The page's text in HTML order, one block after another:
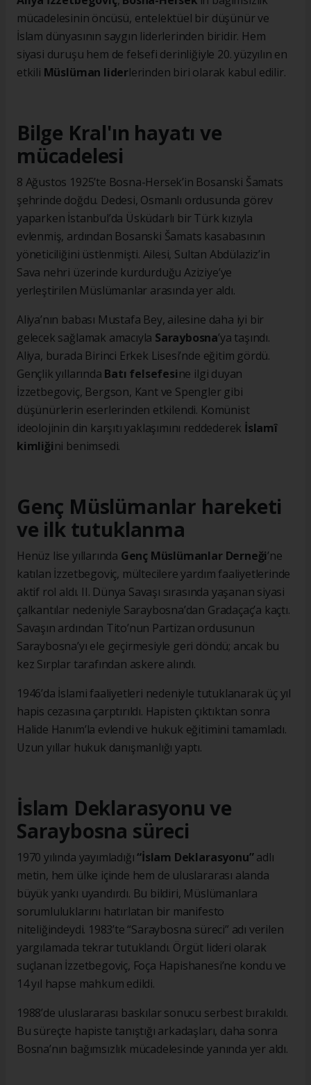
mücadelesinin öncüsü, entelektüel bir düşünür ve
İslam dünyasının saygın liderlerinden biridir. Hem
siyasi duruşu hem de felsefi derinliğiyle 20. yüzyılın en
etkili Müslüman liderlerinden biri olarak kabul edilir.
Bilge Kral'ın hayatı ve
mücadelesi
8 Ağustos 1925’te Bosna-Hersek’in Bosanski Šamats
şehrinde doğdu. Dedesi, Osmanlı ordusunda görev
yaparken İstanbul’da Üsküdarlı bir Türk kızıyla
evlenmiş, ardından Bosanski Šamats kasabasının
yöneticiliğini üstlenmişti. Ailesi, Sultan Abdülaziz’in
Sava nehri üzerinde kurdurduğu Aziziye’ye
yerleştirilen Müslümanlar arasında yer aldı.
Aliya’nın babası Mustafa Bey, ailesine daha iyi bir
gelecek sağlamak amacıyla Saraybosna’ya taşındı.
Aliya, burada Birinci Erkek Lisesi’nde eğitim gördü.
Gençlik yıllarında Batı felsefesine ilgi duyan
İzzetbegoviç, Bergson, Kant ve Spengler gibi
düşünürlerin eserlerinden etkilendi. Komünist
ideolojinin din karşıtı yaklaşımını reddederek İslamî
kimliğini benimsedi.
Genç Müslümanlar hareketi
ve ilk tutuklanma
Henüz lise yıllarında Genç Müslümanlar Derneği’ne
katılan İzzetbegoviç, mültecilere yardım faaliyetlerinde
aktif rol aldı. II. Dünya Savaşı sırasında yaşanan siyasi
çalkantılar nedeniyle Saraybosna’dan Gradaçaç’a kaçtı.
Savaşın ardından Tito’nun Partizan ordusunun
Saraybosna’yı ele geçirmesiyle geri döndü; ancak bu
kez Sırplar tarafından askere alındı.
1946’da İslami faaliyetleri nedeniyle tutuklanarak üç yıl
hapis cezasına çarptırıldı. Hapisten çıktıktan sonra
Halide Hanım’la evlendi ve hukuk eğitimini tamamladı.
Uzun yıllar hukuk danışmanlığı yaptı.
İslam Deklarasyonu ve
Saraybosna süreci
1970 yılında yayımladığı“İslam Deklarasyonu”adlı
metin, hem ülke içinde hem de uluslararası alanda
büyük yankı uyandırdı. Bu bildiri, Müslümanlara
sorumluluklarını hatırlatan bir manifesto
niteliğindeydi. 1983’te “Saraybosna süreci” adı verilen
yargılamada tekrar tutuklandı. Örgüt lideri olarak
suçlanan İzzetbegoviç, Foça Hapishanesi’ne kondu ve
14 yıl hapse mahkum edildi.
1988’de uluslararası baskılar sonucu serbest bırakıldı.
Bu süreçte hapiste tanıştığı arkadaşları, daha sonra
Bosna’nın bağımsızlık mücadelesinde yanında yer aldı.